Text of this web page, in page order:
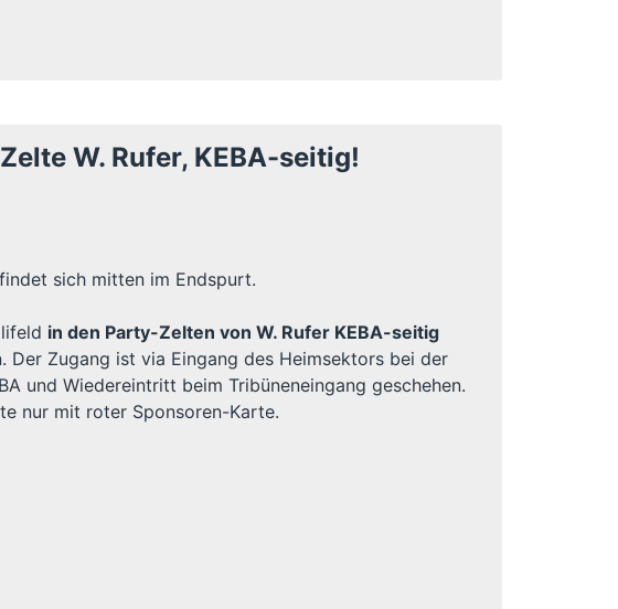
W. Rufer, KEBA-seitig!
sich mitten im Endspurt.
in den Party-Zelten von W. Rufer KEBA-seitig
Der Zugang ist via Eingang des Heimsektors bei der
und Wiedereintritt beim Tribüneneingang geschehen.
nur mit roter Sponsoren-Karte.